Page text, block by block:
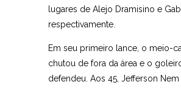
lugares de Alejo Dramisino e
respectivamente.
Em seu primeiro lance, o meio-
chutou de fora da área e o
defendeu. Aos 45, Jefferson